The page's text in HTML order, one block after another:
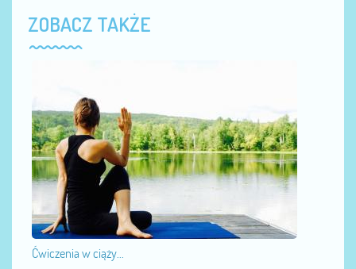
ZOBACZ TAKŻE
Ćwiczenia w ciąży...